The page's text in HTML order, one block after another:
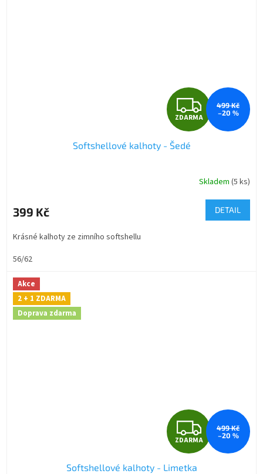
Z
D
R
M
A
ZDARMA
499 Kč
–20 %
Softshellové kalhoty - Šedé
Skladem (5 ks)
399 Kč DETAIL
Krásné kalhoty ze zimního softshellu
56/62
Akce
2 + 1 ZDARMA
Doprava zdarma
Z
D
ZDARMA
499 Kč
–20 %
Softshellové kalhoty - Limetka